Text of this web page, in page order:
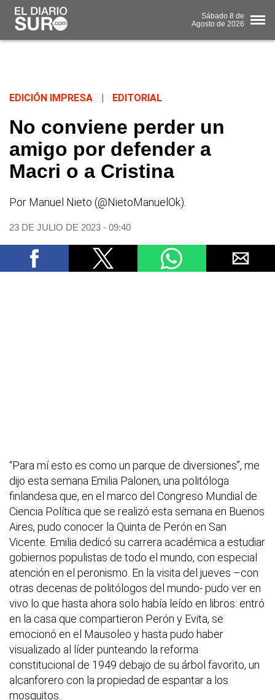
Sábado 8 de
Agosto de 2026
EDICIÓN IMPRESA EDITORIAL
No conviene perder un
amigo por defender a
Macri o a Cristina
Por Manuel Nieto (@NietoManuelOk).
23 DE JULIO DE 2023 - 09:40
“Para mí esto es como un parque de diversiones”, me
dijo esta semana Emilia Palonen, una politóloga
finlandesa que, en el marco del Congreso Mundial de
Ciencia Política que se realizó esta semana en Buenos
Aires, pudo conocer la Quinta de Perón en San
Vicente. Emilia dedicó su carrera académica a estudiar
gobiernos populistas de todo el mundo, con especial
atención en el peronismo. En la visita del jueves –con
otras decenas de politólogos del mundo- pudo ver en
vivo lo que hasta ahora solo había leído en libros: entró
en la casa que compartieron Perón y Evita, se
emocionó en el Mausoleo y hasta pudo haber
visualizado al líder punteando la reforma
constitucional de 1949 debajo de su árbol favorito, un
alcanforero con la propiedad de espantar a los
mosquitos.